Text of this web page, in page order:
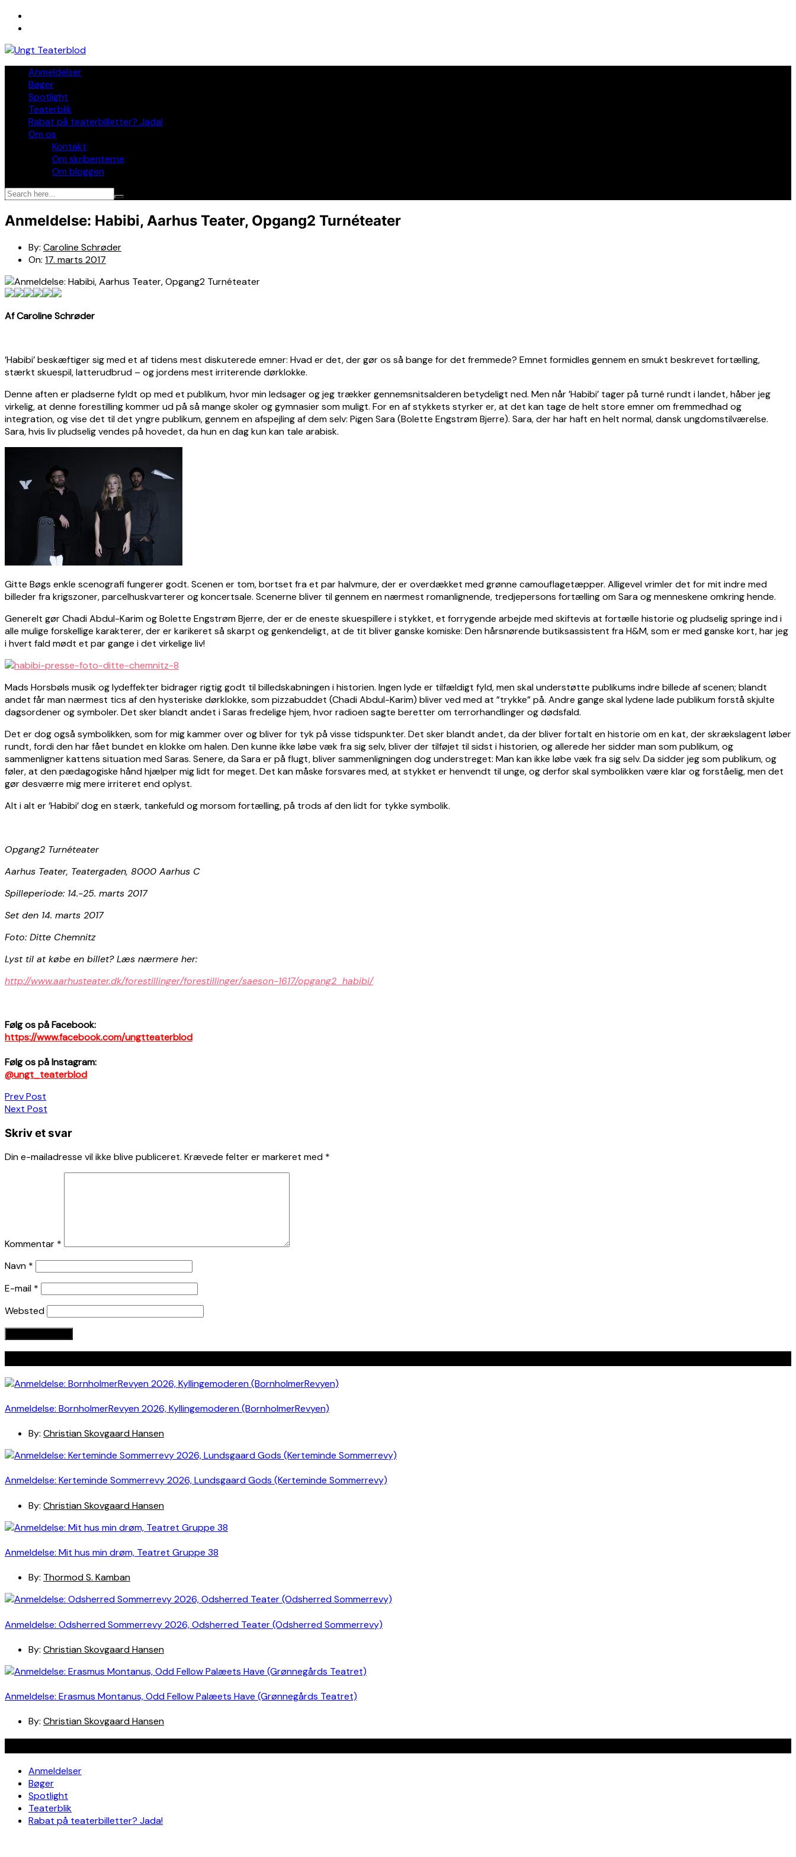
Skip
Anmeldelser
Bøger
Spotlight
Teaterblik
Rabat på teaterbilletter? Jada!
Om os
Kontakt
Om skribenterne
Om bloggen
Anmeldelse: Habibi, Aarhus Teater, Opgang2 Turnéteater
By: Caroline Schrøder
On: 17. marts 2017
Af Caroline Schrøder
’Habibi’ beskæftiger sig med et af tidens mest diskuterede emner: Hvad er det, der gør os så bange for det fremmede? Emnet formidles gennem en smukt beskrevet fortælling,
stærkt skuespil, latterudbrud – og jordens mest irriterende dørklokke.
Denne aften er pladserne fyldt op med et publikum, hvor min ledsager og jeg trækker gennemsnitsalderen betydeligt ned. Men når ’Habibi’ tager på turné rundt i landet, håber jeg
virkelig, at denne forestilling kommer ud på så mange skoler og gymnasier som muligt. For en af stykkets styrker er, at det kan tage de helt store emner om fremmedhad og
integration, og vise det til det yngre publikum, gennem en afspejling af dem selv: Pigen Sara (Bolette Engstrøm Bjerre). Sara, der har haft en helt normal, dansk ungdomstilværelse.
Sara, hvis liv pludselig vendes på hovedet, da hun en dag kun kan tale arabisk.
Gitte Bøgs enkle scenografi fungerer godt. Scenen er tom, bortset fra et par halvmure, der er overdækket med grønne camouflagetæpper. Alligevel vrimler det for mit indre med
billeder fra krigszoner, parcelhuskvarterer og koncertsale. Scenerne bliver til gennem en nærmest romanlignende, tredjepersons fortælling om Sara og menneskene omkring hende.
Generelt gør Chadi Abdul-Karim og Bolette Engstrøm Bjerre, der er de eneste skuespillere i stykket, et forrygende arbejde med skiftevis at fortælle historie og pludselig springe ind i
alle mulige forskellige karakterer, der er karikeret så skarpt og genkendeligt, at de tit bliver ganske komiske: Den hårsnørende butiksassistent fra H&M, som er med ganske kort, har jeg
i hvert fald mødt et par gange i det virkelige liv!
Mads Horsbøls musik og lydeffekter bidrager rigtig godt til billedskabningen i historien. Ingen lyde er tilfældigt fyld, men skal understøtte publikums indre billede af scenen; blandt
andet får man nærmest tics af den hysteriske dørklokke, som pizzabuddet (Chadi Abdul-Karim) bliver ved med at ”trykke” på. Andre gange skal lydene lade publikum forstå skjulte
dagsordener og symboler. Det sker blandt andet i Saras fredelige hjem, hvor radioen sagte beretter om terrorhandlinger og dødsfald.
Det er dog også symbolikken, som for mig kammer over og bliver for tyk på visse tidspunkter. Det sker blandt andet, da der bliver fortalt en historie om en kat, der skrækslagent løber
rundt, fordi den har fået bundet en klokke om halen. Den kunne ikke løbe væk fra sig selv, bliver der tilføjet til sidst i historien, og allerede her sidder man som publikum, og
sammenligner kattens situation med Saras. Senere, da Sara er på flugt, bliver sammenligningen dog understreget: Man kan ikke løbe væk fra sig selv. Da sidder jeg som publikum, og
føler, at den pædagogiske hånd hjælper mig lidt for meget. Det kan måske forsvares med, at stykket er henvendt til unge, og derfor skal symbolikken være klar og forståelig, men det
gør desværre mig mere irriteret end oplyst.
Alt i alt er ’Habibi’ dog en stærk, tankefuld og morsom fortælling, på trods af den lidt for tykke symbolik.
Opgang2 Turnéteater
Aarhus Teater, Teatergaden, 8000 Aarhus C
Spilleperiode: 14.-25. marts 2017
Set den 14. marts 2017
Foto: Ditte Chemnitz
Lyst til at købe en billet? Læs nærmere her:
http://www.aarhusteater.dk/forestillinger/forestillinger/saeson-1617/opgang2_habibi/
Følg os på Facebook:
https://www.facebook.com/ungtteaterblod
Følg os på Instagram:
@ungt_teaterblod
Indlægsnavigation
Prev Post
Next Post
Skriv et svar
Din e-mailadresse vil ikke blive publiceret. Krævede felter er markeret med *
Kommentar *
Navn *
E-mail *
Websted
Anmeldelse: BornholmerRevyen 2026, Kyllingemoderen (BornholmerRevyen)
By: Christian Skovgaard Hansen
Anmeldelse: Kerteminde Sommerrevy 2026, Lundsgaard Gods (Kerteminde Sommerrevy)
By: Christian Skovgaard Hansen
Anmeldelse: Mit hus min drøm, Teatret Gruppe 38
By: Thormod S. Kamban
Anmeldelse: Odsherred Sommerrevy 2026, Odsherred Teater (Odsherred Sommerrevy)
By: Christian Skovgaard Hansen
Anmeldelse: Erasmus Montanus, Odd Fellow Palæets Have (Grønnegårds Teatret)
By: Christian Skovgaard Hansen
Anmeldelser
Bøger
Spotlight
Teaterblik
Rabat på teaterbilletter? Jada!